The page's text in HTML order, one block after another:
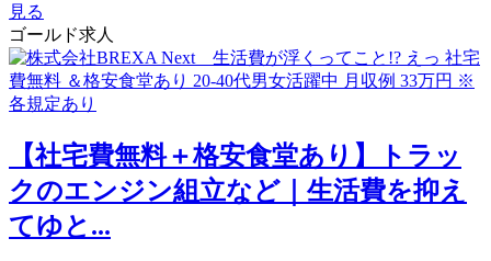
見る
ゴールド求人
【社宅費無料＋格安食堂あり】トラッ
クのエンジン組立など｜生活費を抑え
てゆと...